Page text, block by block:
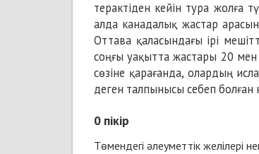
терактіден кейін тура жолға
алда канадалық жастар
Оттава қаласындағы ірі
соңғы уақытта жастары 20
сөзіне қарағанда, олардың
деген талпынысы себеп болған
0 пікір
Төмендегі әлеуметтік желілері